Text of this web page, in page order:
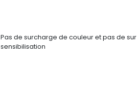
Pas de surcharge de couleur et pas de sur
sensibilisation